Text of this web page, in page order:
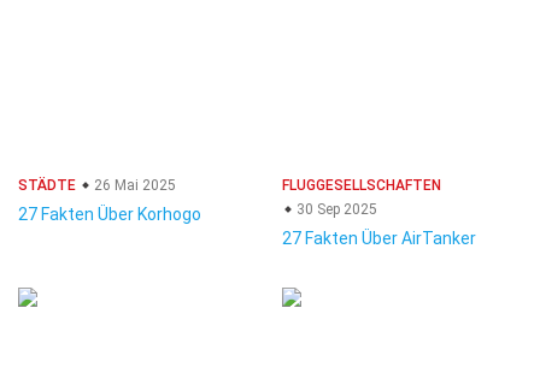
STÄDTE 26 Mai 2025
27 Fakten Über Korhogo
FLUGGESELLSCHAFTEN
30 Sep 2025
27 Fakten Über AirTanker